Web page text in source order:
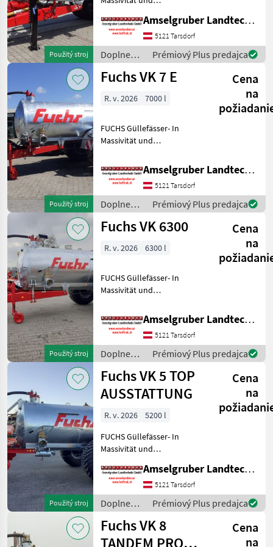
Použitý stroj
(Stärkste Materialstärken +
Beste Materialen und Beste
Komponenten der
führenden TOP Hersteller!)
Sei
Amselgruber Landtechnik GmbH
5121 Tarsdorf
Doplnenie
živin a
polievanie
Prémiový Plus predajca
Použitý stroj
Fuchs VK 7 E
Cena
na
R. v. 2026 7000 l
FUCHS Güllefässer- In
Massivität und
(Stärkste Materialstärken +
Beste Materialen und Beste
Komponenten der
führenden TOP Hersteller!)
Sei
Amselgruber Landtechnik GmbH
5121 Tarsdorf
Doplnenie
živin a
polievanie
Prémiový Plus predajca
Použitý stroj
Fuchs VK 6300
Cena
na
R. v. 2026 6300 l
FUCHS Güllefässer- In
Massivität und
(Stärkste Materialstärken +
Beste Materialen und Beste
Komponenten der
führenden TOP Hersteller!)
Sei
Amselgruber Landtechnik GmbH
5121 Tarsdorf
Doplnenie
živin a
polievanie
/ Fuchs
Prémiový Plus predajca
Použitý stroj
Fuchs VK 5 TOP
AUSSTATTUNG
Cena
na
R. v. 2026
5200 l
FUCHS Güllefässer- In
Massivität und
(Stärkste Materialstärken +
Beste Materialen und Beste
Komponenten der
führenden TOP Hersteller!)
Sei
Amselgruber Landtechnik GmbH
5121 Tarsdorf
Doplnenie
živin a
polievanie
/ Fuchs
Prémiový Plus predajca
Fuchs VK 8
TANDEM PRO
Cena
na